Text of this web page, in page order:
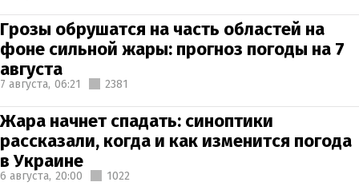
Грозы обрушатся на часть областей на
фоне сильной жары: прогноз погоды на 7
августа
7 августа, 06:21 2381
Жара начнет спадать: синоптики
рассказали, когда и как изменится погода
в Украине
6 августа, 20:00 1022